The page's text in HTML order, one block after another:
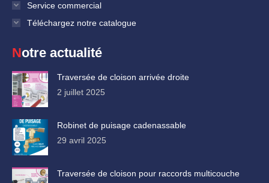
Service commercial
Téléchargez notre catalogue
Notre actualité
Traversée de cloison arrivée droite
2 juillet 2025
Robinet de puisage cadenassable
29 avril 2025
Traversée de cloison pour raccords multicouche